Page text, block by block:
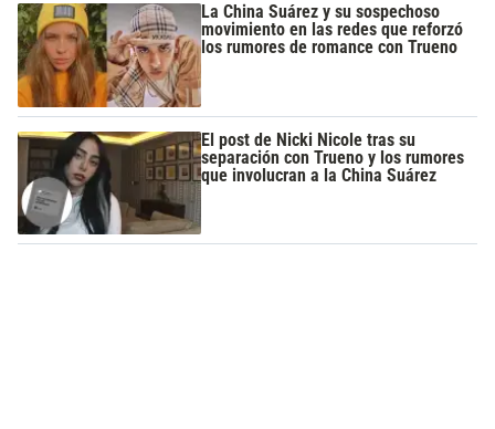
La China Suárez y su sospechoso
movimiento en las redes que reforzó
los rumores de romance con Trueno
El post de Nicki Nicole tras su
separación con Trueno y los rumores
que involucran a la China Suárez